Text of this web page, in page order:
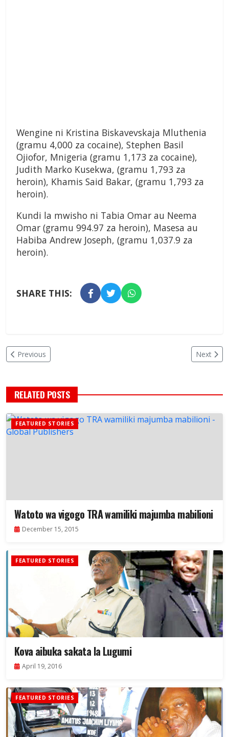
Wengine ni Kristina Biskavevskaja Mluthenia
(gramu 4,000 za cocaine), Stephen Basil
Ojiofor, Mnigeria (gramu 1,173 za cocaine),
Judith Marko Kusekwa, (gramu 1,793 za
heroin), Khamis Said Bakar, (gramu 1,793 za
heroin).
Kundi la mwisho ni Tabia Omar au Neema
Omar (gramu 994.97 za heroin), Masesa au
Habiba Andrew Joseph, (gramu 1,037.9 za
heroin).
SHARE THIS:
Previous Next
RELATED POSTS
FEATURED STORIES
Watoto wa vigogo TRA wamiliki majumba mabilioni
December 15, 2015
FEATURED STORIES
Kova aibuka sakata la Lugumi
April 19, 2016
FEATURED STORIES